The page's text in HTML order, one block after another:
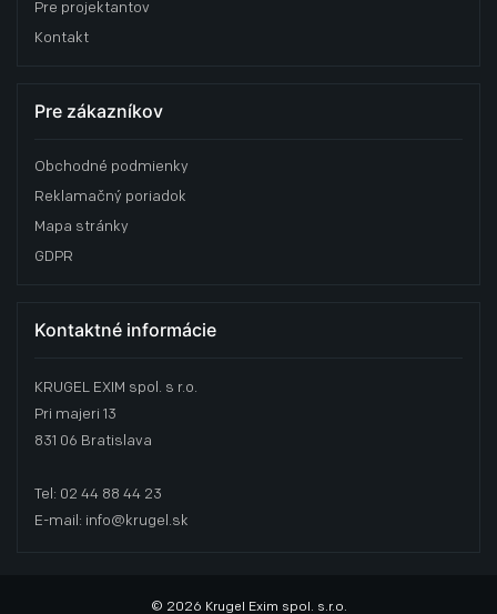
Pre projektantov
Kontakt
Pre zákazníkov
Obchodné podmienky
Reklamačný poriadok
Mapa stránky
GDPR
Kontaktné informácie
KRUGEL EXIM spol. s r.o.
Pri majeri 13
831 06 Bratislava
Tel: 02 44 88 44 23
E-mail: info@krugel.sk
© 2026 Krugel Exim spol. s.r.o.